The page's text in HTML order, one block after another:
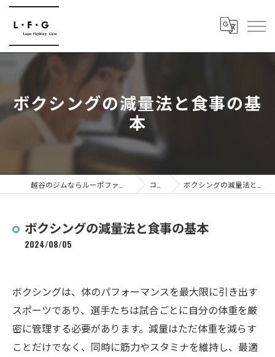
ボクシングの減量法と食事の基
本
コラム ボクシングの減量法と食事の基本
ボクシングの減量法と食事の基本
2024/08/05
ボクシングは、体のパフォーマンスを最大限に引き出す
スポーツであり、選手たちは試合ごとに自分の体重を厳
密に管理する必要があります。減量はただ体重を減らす
ことだけでなく、同時に筋力やスタミナを維持し、最適